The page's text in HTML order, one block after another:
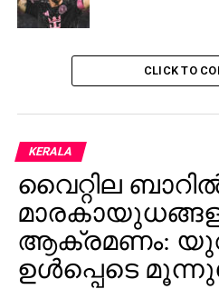
മുന്നോട്ട് വരുന്നു. ഇടത്്
കടന്ന്, ഗോള്‍ക്കീപ്പറുടെ
തോല്‍പ്പിച്ച് ഇടത്
അതായിരുന്നു
ഗോള്‍.
“Where the
becomes the
@RayHudson
CLICK TO
KERALA
വൈറ്റില
ആക്രമണം:
ഉള്‍പ്പെടെ